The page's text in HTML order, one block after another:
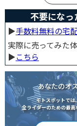
不要になっ
▶︎手数料無料の宅
実際に売ってみた
▶︎こちら
あなたのオ
モトスポットでは
全ライダーのための最高